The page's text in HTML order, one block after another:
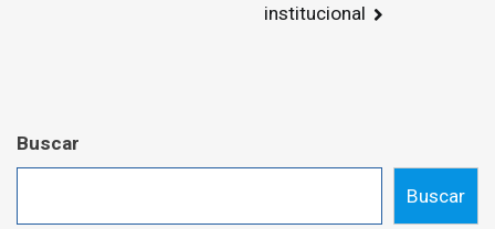
institucional
Buscar
Buscar